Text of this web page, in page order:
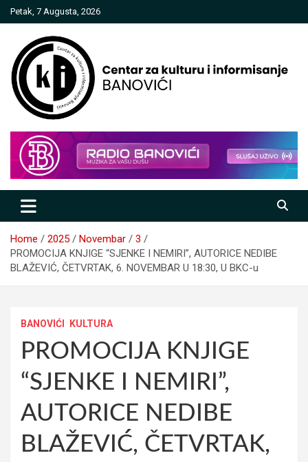
Skip
to
Petak, 7 Augusta, 2026
Centar za kulturu i informisanje
Banovići
Home 2025 Novembar
3
PROMOCIJA KNJIGE “SJENKE I NEMIRI”, AUTORICE NEDIBE
BLAŽEVIĆ, ČETVRTAK, 6. NOVEMBAR U 18:30, U BKC-u
BANOVIĆI KULTURA
PROMOCIJA KNJIGE
“SJENKE I NEMIRI”,
AUTORICE NEDIBE
BLAŽEVIĆ, ČETVRTAK,